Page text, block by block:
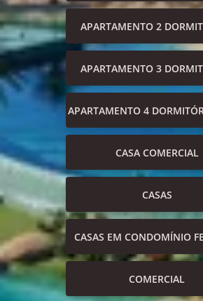
APARTAMENTO 2
APARTAMENTO 3
APARTAMENTO 4
CASA COMERCIAL
CASAS
CASAS EM CONDOMÍNIO
COMERCIAL